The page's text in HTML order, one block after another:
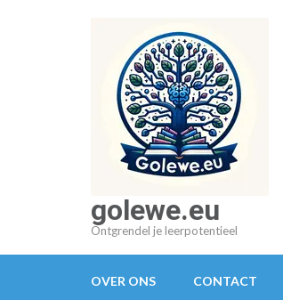
golewe.eu
Ontgrendel je leerpotentieel
OVER ONS CONTACT